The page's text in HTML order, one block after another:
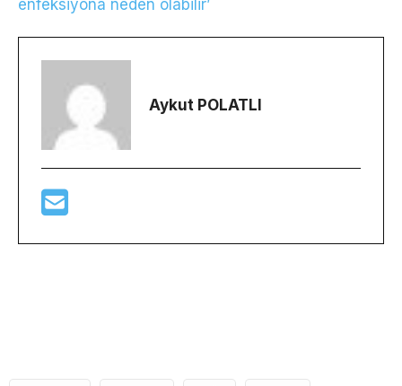
enfeksiyona neden olabilir’
Aykut POLATLI